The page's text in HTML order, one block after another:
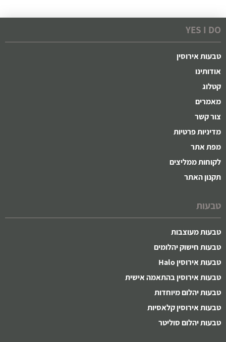
YES I DO
טבעות אירוסין
אודותינו
קטלוג
מאמרים
צור קשר
מדיניות פרטיות
מפת אתר
לקוחות ממליצים
תקנון האתר
טבעות
טבעות מעוצבות
טבעות חישוק יהלומים
טבעות אירוסין Halo
טבעות אירוסין בהתאמה אישית
טבעות יהלום מיוחדות
טבעות אירוסין קלאסיות
טבעות יהלום סוליטר